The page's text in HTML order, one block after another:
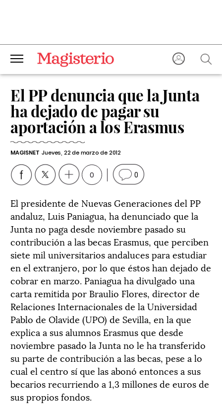
El PP denuncia que la Junta
ha dejado de pagar su
aportación a los Erasmus
MAGISNET Jueves, 22 de marzo de 2012
0 0
El presidente de Nuevas Generaciones del PP
andaluz, Luis Paniagua, ha denunciado que la
Junta no paga desde noviembre pasado su
contribución a las becas Erasmus, que perciben
siete mil universitarios andaluces para estudiar
en el extranjero, por lo que éstos han dejado de
cobrar en marzo. Paniagua ha divulgado una
carta remitida por Braulio Flores, director de
Relaciones Internacionales de la Universidad
Pablo de Olavide (UPO) de Sevilla, en la que
explica a sus alumnos Erasmus que desde
noviembre pasado la Junta no le ha transferido
su parte de contribución a las becas, pese a lo
cual el centro sí que las abonó entonces a sus
becarios recurriendo a 1,3 millones de euros de
sus propios fondos.